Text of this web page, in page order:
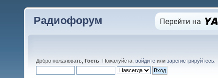
Радиофорум
Добро пожаловать, Гость . Пожалуйста, войдите или зарегистрируйтесь